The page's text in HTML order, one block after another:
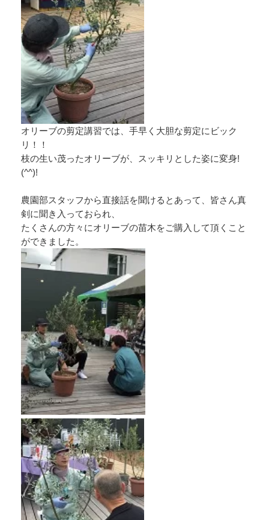
オリーブの剪定講習では、手早く大胆な剪定にビック
リ！！
枝の生い茂ったオリーブが、スッキリとした姿に変身!
(^^)!
農園部スタッフから直接話を聞けるとあって、皆さん真
剣に聞き入っておられ、
たくさんの方々にオリーブの苗木をご購入して頂くこと
ができました。